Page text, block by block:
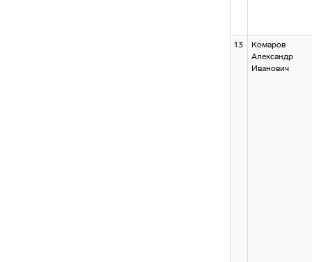
13
Комаров
Александр
Иванович